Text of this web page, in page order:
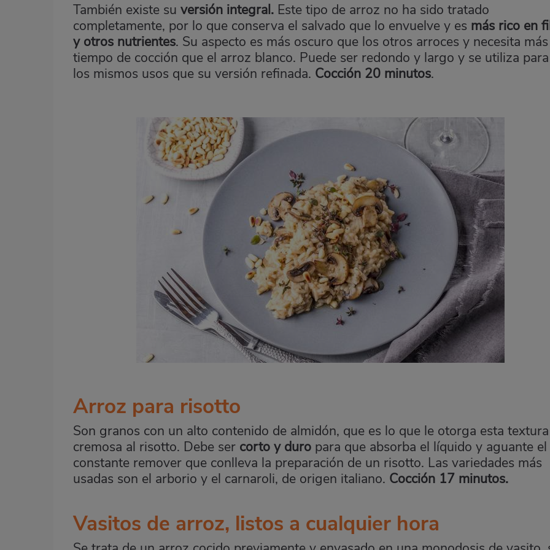
También existe su versión integral. Este tipo de arroz no ha sido tratado
completamente, por lo que conserva el salvado que lo envuelve y es más rico en
y otros nutrientes. Su aspecto es más oscuro que los otros arroces y necesita más
tiempo de cocción que el arroz blanco. Puede ser redondo y largo y se utiliza para
los mismos usos que su versión refinada. Cocción 20 minutos.
Arroz para risotto
Son granos con un alto contenido de almidón, que es lo que le otorga esta textura
cremosa al risotto. Debe ser corto y duro para que absorba el líquido y aguante el
constante remover que conlleva la preparación de un risotto. Las variedades más
usadas son el arborio y el carnaroli, de origen italiano. Cocción 17 minutos.
Vasitos de arroz, listos a cualquier hora